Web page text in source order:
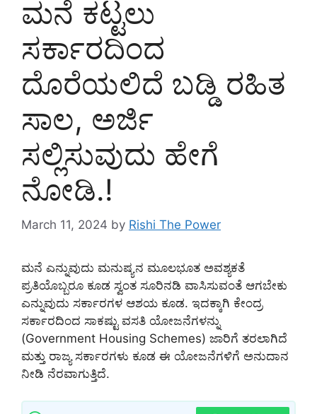
ಮನೆ ಕಟ್ಟಲು
ಸರ್ಕಾರದಿಂದ
ದೊರೆಯಲಿದೆ ಬಡ್ಡಿ ರಹಿತ
ಸಾಲ, ಅರ್ಜಿ
ಸಲ್ಲಿಸುವುದು ಹೇಗೆ
ನೋಡಿ.!
March 11, 2024 by Rishi The Power
ಮನೆ ಎನ್ನುವುದು ಮನುಷ್ಯನ ಮೂಲಭೂತ ಅವಶ್ಯಕತೆ
ಪ್ರತಿಯೊಬ್ಬರೂ ಕೂಡ ಸ್ವಂತ ಸೂರಿನಡಿ ವಾಸಿಸುವಂತೆ ಆಗಬೇಕು
ಎನ್ನುವುದು ಸರ್ಕಾರಗಳ ಆಶಯ ಕೂಡ. ಇದಕ್ಕಾಗಿ ಕೇಂದ್ರ
ಸರ್ಕಾರದಿಂದ ಸಾಕಷ್ಟು ವಸತಿ ಯೋಜನೆಗಳನ್ನು
(Government Housing Schemes) ಜಾರಿಗೆ ತರಲಾಗಿದೆ
ಮತ್ತು ರಾಜ್ಯ ಸರ್ಕಾರಗಳು ಕೂಡ ಈ ಯೋಜನೆಗಳಿಗೆ ಅನುದಾನ
ನೀಡಿ ನೆರವಾಗುತ್ತಿದೆ.